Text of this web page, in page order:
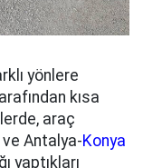
yönlere
kısa
araç
Antalya-Konya
yaptıkları